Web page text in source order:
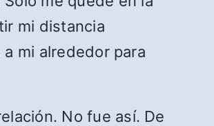
mi distancia
mi alrededor para
No fue así. De